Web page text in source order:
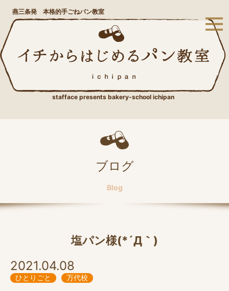
燕三条発 本格的手ごねパン教室
stafface presents bakery-school ichipan
ブログ
Blog
塩パン様(*´Д｀)
2021.04.08
ひとりごと 万代校